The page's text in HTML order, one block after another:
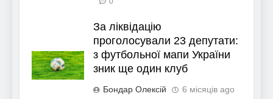
За ліквідацію
проголосували 23 депутати:
з футбольної мапи України
зник ще один клуб
Бондар Олексій 6 місяців ago